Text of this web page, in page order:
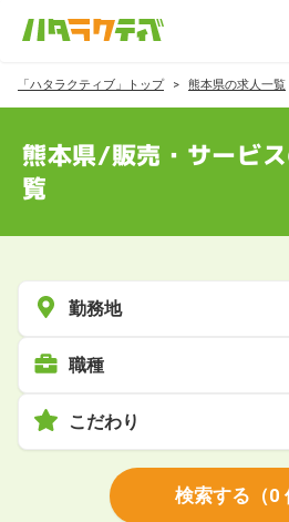
「ハタラクティブ」トップ 熊本県の求人一覧
熊本県/販売・サービ
覧
勤務地
職種
こだわり
検索する （0